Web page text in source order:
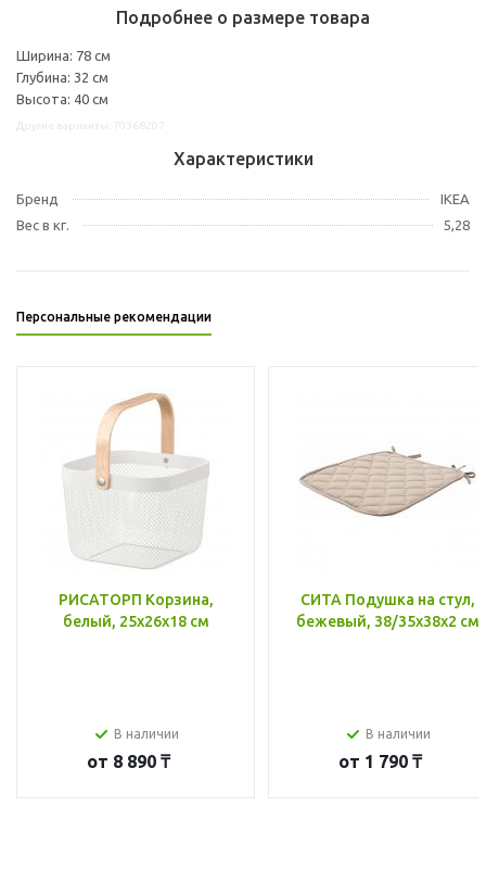
Подробнее о размере товара
Ширина: 78 см
Глубина: 32 см
Высота: 40 см
Характеристики
Бренд
IKEA
Вес в кг.
5,28
Персональные рекомендации
РИСАТОРП Корзина,
белый, 25x26x18 см
В наличии
от 8 890 ₸
СИТА Подушка на стул,
бежевый, 38/35x38x2 см
В наличии
от 1 790 ₸